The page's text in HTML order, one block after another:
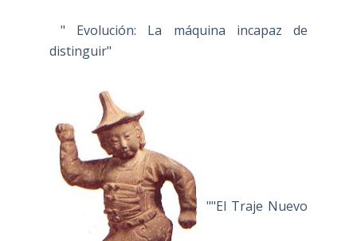
" Evolución: La máquina incapaz de
distinguir"
""El Traje Nuevo